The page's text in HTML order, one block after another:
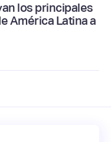
los principales
América Latina a